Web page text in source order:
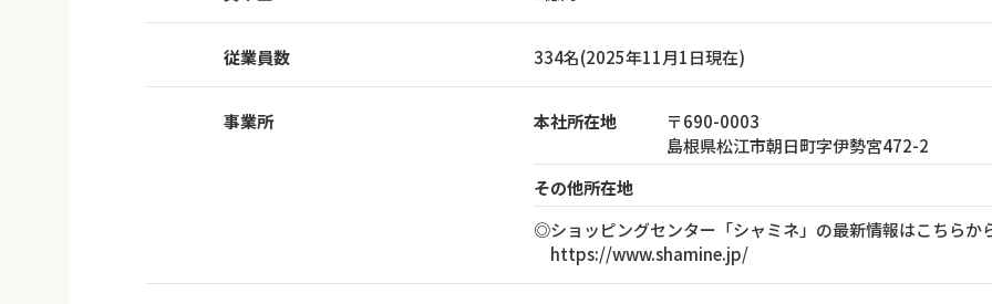
従業員数 334名(2025年11月1日現在)
事業所 本社所在地
〒690-0003
島根県松江市朝日町字伊勢宮472-2
その他所在地
◎ショッピングセンター「シャミネ」の最新情報はこちらか
https://www.shamine.jp/